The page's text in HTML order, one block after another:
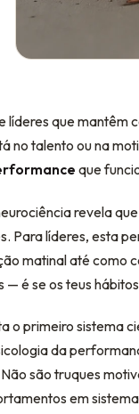
líderes que mantêm
no talento ou na
que
revela
Para líderes, esta
matinal até como
— é se os teus
o primeiro sistema
da
são truques
em